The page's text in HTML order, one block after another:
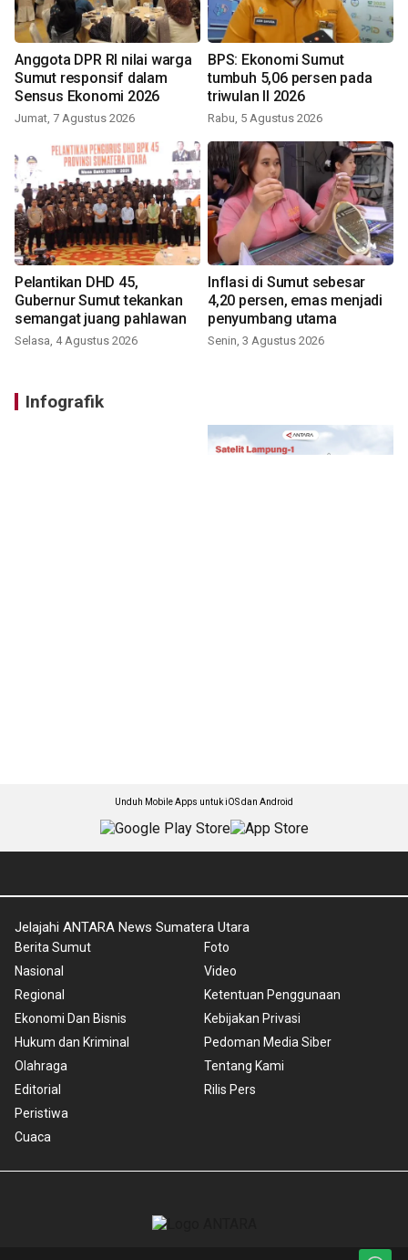
Anggota DPR RI nilai warga
Sumut responsif dalam
Sensus Ekonomi 2026
Jumat, 7 Agustus 2026
BPS: Ekonomi Sumut
tumbuh 5,06 persen pada
triwulan II 2026
Rabu, 5 Agustus 2026
Pelantikan DHD 45,
Gubernur Sumut tekankan
semangat juang pahlawan
Selasa, 4 Agustus 2026
Inflasi di Sumut sebesar
4,20 persen, emas menjadi
penyumbang utama
Senin, 3 Agustus 2026
Infografik
Unduh Mobile Apps untuk iOS dan Android
Jelajahi ANTARA News Sumatera Utara
Berita Sumut
Nasional
Regional
Ekonomi Dan Bisnis
Hukum dan Kriminal
Olahraga
Editorial
Peristiwa
Cuaca
Foto
Video
Ketentuan Penggunaan
Kebijakan Privasi
Pedoman Media Siber
Tentang Kami
Rilis Pers